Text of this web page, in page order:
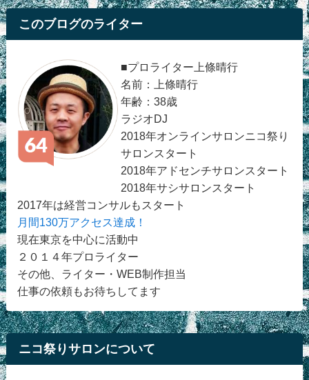
このブログのライター
■プロライター上條晴行
名前：上條晴行
年齢：38歳
ラジオDJ
2018年オンラインサロンニコ祭り
サロンスタート
2018年アドセンチサロンスタート
2018年サシサロンスタート
2017年は経営コンサルもスタート
月間130万アクセス達成！
現在東京を中心に活動中
２０１４年プロライター
その他、ライター・WEB制作担当
仕事の依頼もお待ちしてます
ニコ祭りサロンについて